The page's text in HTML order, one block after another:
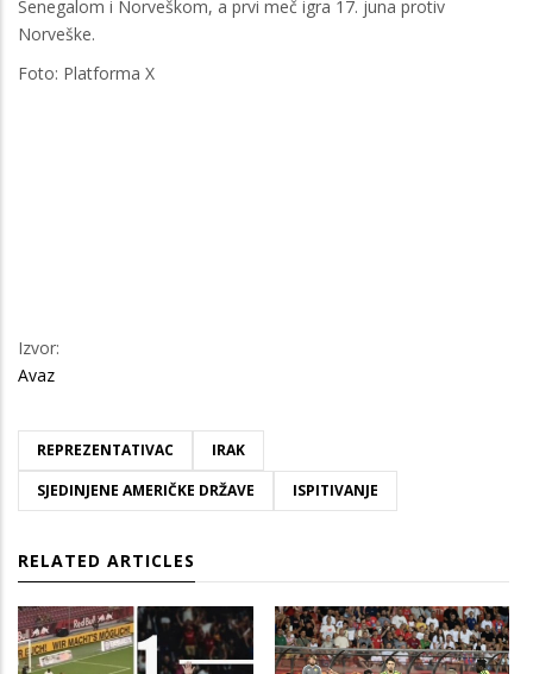
Senegalom i Norveškom, a prvi meč igra 17. juna protiv
Norveške.
Foto: Platforma X
Izvor:
Avaz
REPREZENTATIVAC
IRAK
SJEDINJENE AMERIČKE DRŽAVE
ISPITIVANJE
RELATED ARTICLES